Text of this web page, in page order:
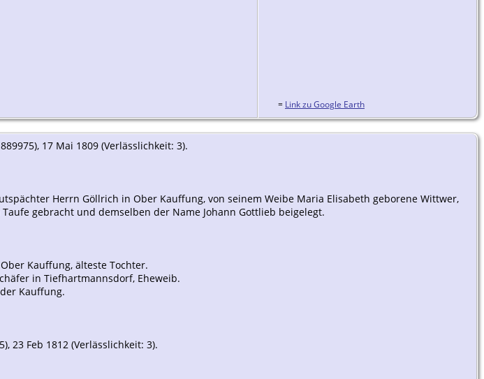
= Link zu Google Earth
17 Mai 1809 (Verlässlichkeit: 3).
Herrn Göllrich in Ober Kauffung, von seinem Weibe Maria Elisabeth geborene Wittwer,
gebracht und demselben der Name Johann Gottlieb beigelegt.
Kauffung, älteste Tochter.
in Tiefhartmannsdorf, Eheweib.
Kauffung.
23 Feb 1812 (Verlässlichkeit: 3).